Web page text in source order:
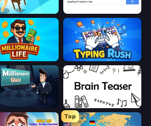
and Run
Life Typing Rush
Quiz Brain Teaser
Top